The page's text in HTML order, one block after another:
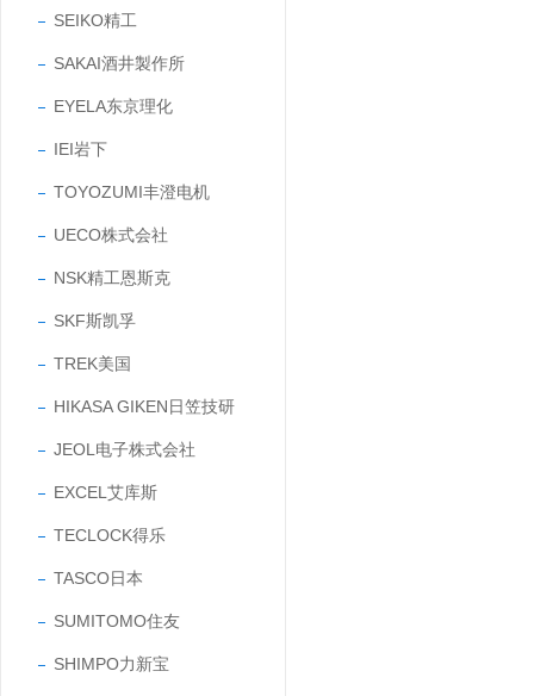
SEIKO精工
SAKAI酒井製作所
EYELA东京理化
IEI岩下
TOYOZUMI丰澄电机
UECO株式会社
NSK精工恩斯克
SKF斯凯孚
TREK美国
HIKASA GIKEN日笠技研
JEOL电子株式会社
EXCEL艾库斯
TECLOCK得乐
TASCO日本
SUMITOMO住友
SHIMPO力新宝